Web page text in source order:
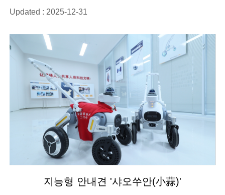
Updated : 2025-12-31
지능형 안내견 '샤오쑤안(小蒜)'